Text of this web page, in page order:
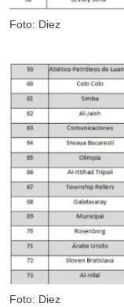
Foto: Diez
Foto: Diez